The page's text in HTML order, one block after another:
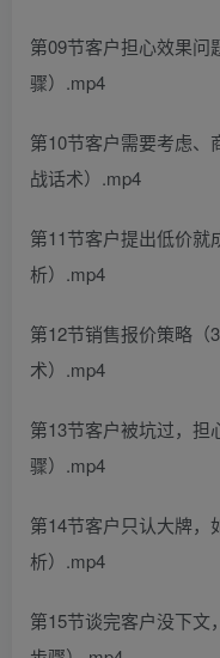
第09节客户担心效果问
骤）.mp4
第10节客户需要考虑、
战话术）.mp4
第11节客户提出低价就
析）.mp4
第12节销售报价策略（
术）.mp4
第13节客户被坑过，担
骤）.mp4
第14节客户只认大牌，
析）.mp4
第15节谈完客户没下文